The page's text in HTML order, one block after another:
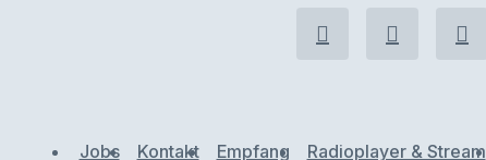
Jobs Kontakt Empfang Radioplayer & Stream